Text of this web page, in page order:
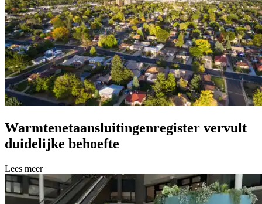
Warmtenetaansluitingenregister vervult
duidelijke behoefte
Lees meer over Warmtenetaansluitingenregister vervult duidelijke
Lees meer